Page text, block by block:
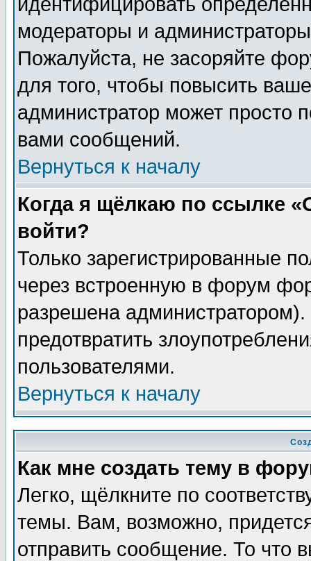
модераторы и
Пожалуйста, не засоряйте
для того, чтобы повысить
администратор может просто
вами сообщений.
Вернуться к началу
Когда я щёлкаю по ссылке
войти?
Только зарегистрированные
через встроенную в форум
разрешена
предотвратить
пользователями.
Вернуться к началу
Как мне создать тему в
Легко, щёлкните по
темы. Вам, возможно,
отправить сообщение. То что